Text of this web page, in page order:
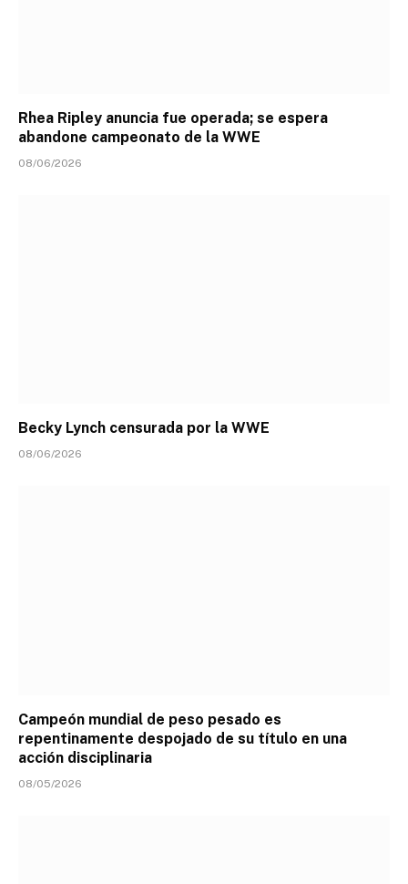
Rhea Ripley anuncia fue operada; se espera
abandone campeonato de la WWE
08/06/2026
Becky Lynch censurada por la WWE
08/06/2026
Campeón mundial de peso pesado es
repentinamente despojado de su título en una
acción disciplinaria
08/05/2026